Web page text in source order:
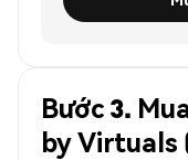
Bước 3.
by Virtuals